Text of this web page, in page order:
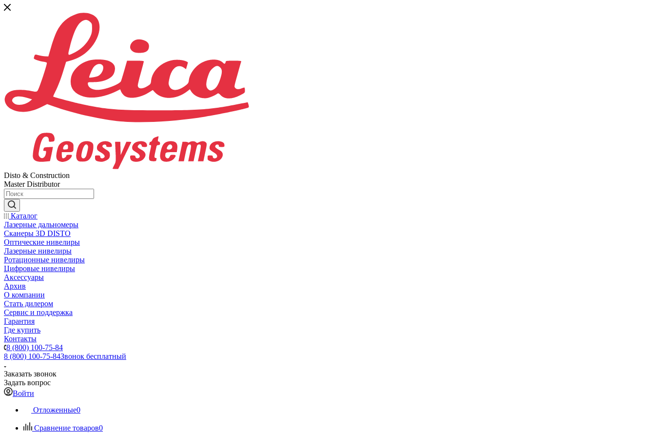
Disto & Construction
Master Distributor
Каталог
Лазерные дальномеры
Сканеры 3D DISTO
Оптические нивелиры
Лазерные нивелиры
Ротационные нивелиры
Цифровые нивелиры
Аксессуары
Архив
О компании
Стать дилером
Сервис и поддержка
Гарантия
Где купить
Контакты
8 (800) 100-75-84
8 (800) 100-75-84Звонок бесплатный
Заказать звонок
Задать вопрос
Войти
Отложенные0
Сравнение товаров0